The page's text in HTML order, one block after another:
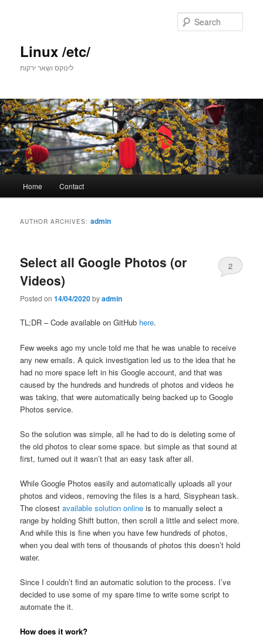
Linux /etc/
לינוקס ושאר ירקות
Home Contact
AUTHOR ARCHIVES:admin
Select all Google Photos (or
Videos)
Posted on14/04/2020byadmin
2
TL;DR – Code available on GitHub here.
Few weeks ago my uncle told me that he was unable to receive
any new emails. A quick investigation led us to the idea that he
had no more space left in his Google account, and that was
caused by the hundreds and hundreds of photos and videos he
was taking, that were automatically being backed up to Google
Photos service.
So the solution was simple, all he had to do is deleting some of
the old photos to clear some space. but simple as that sound at
first, turned out it wasn’t that an easy task after all.
While Google Photos easily and automatically uploads all your
photos and videos, removing the files is a hard, Sisyphean task.
The closestavailable solution online is to manually select a
range by holding Shift button, then scroll a little and select more.
And while this is fine when you have few hundreds of photos,
when you deal with tens of thousands of photos this doesn’t hold
water.
Since I couldn’t find an automatic solution to the process. I’ve
decided to use some of my spare time to write some script to
automate the it.
How does it work?